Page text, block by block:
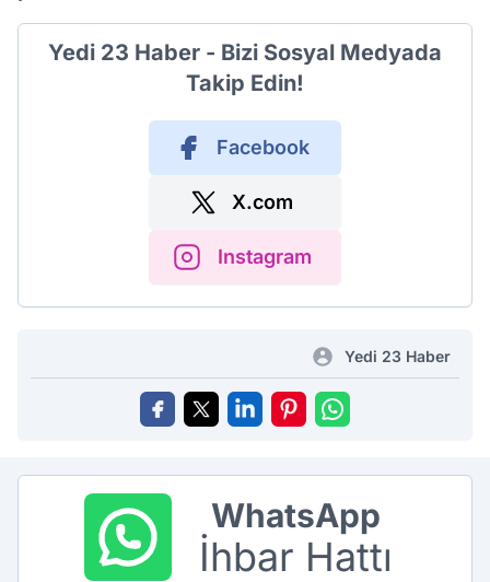
Yedi 23 Haber - Bizi Sosyal Medyada
Takip Edin!
Facebook
X.com
Instagram
Yedi 23 Haber
WhatsApp
İhbar Hattı